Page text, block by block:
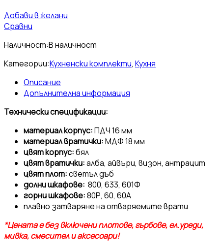
Добави в желани
Сравни
Наличност:В наличност
Категории:Кухненски комплекти, Кухня
Описание
Допълнителна информация
Технически спецификации:
материал корпус:ПДЧ 16 мм
материал вратички:МДФ 18 мм
цвят корпус:бял
цвят вратички:алба, айвъри, визон, антрацит
цвят плот:светъл дъб
долни шкафове: 800, 633, 601Ф
горни шкафове:80Р, 60, 60А
плавно затваряне на отваряемите врати
*Цената е без включени плотове, гърбове, ел.уреди,
мивка, смесител и аксесоари!